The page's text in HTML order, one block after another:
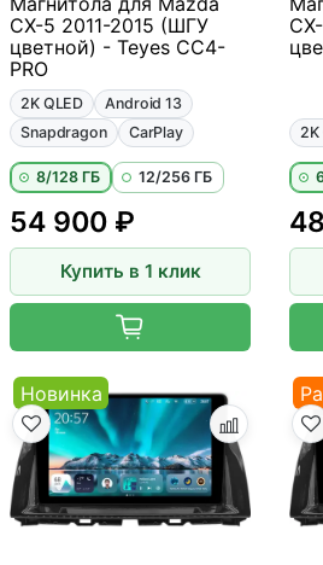
CX-5 2011-2015 (ШГУ
цветной) - Teyes CC4-
PRO
2K QLED
Android 13
Snapdragon
CarPlay
8/128 ГБ 12/256 ГБ
54 900 ₽
Купить в 1 клик
2K
Новинка